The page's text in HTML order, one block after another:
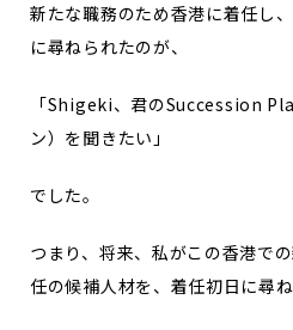
新たな職務のため香港に着任し
に尋ねられたのが、
「Shigeki、君のSuccession
ン）を聞きたい」
でした。
つまり、将来、私がこの香港で
任の候補人材を、着任初日に尋ね